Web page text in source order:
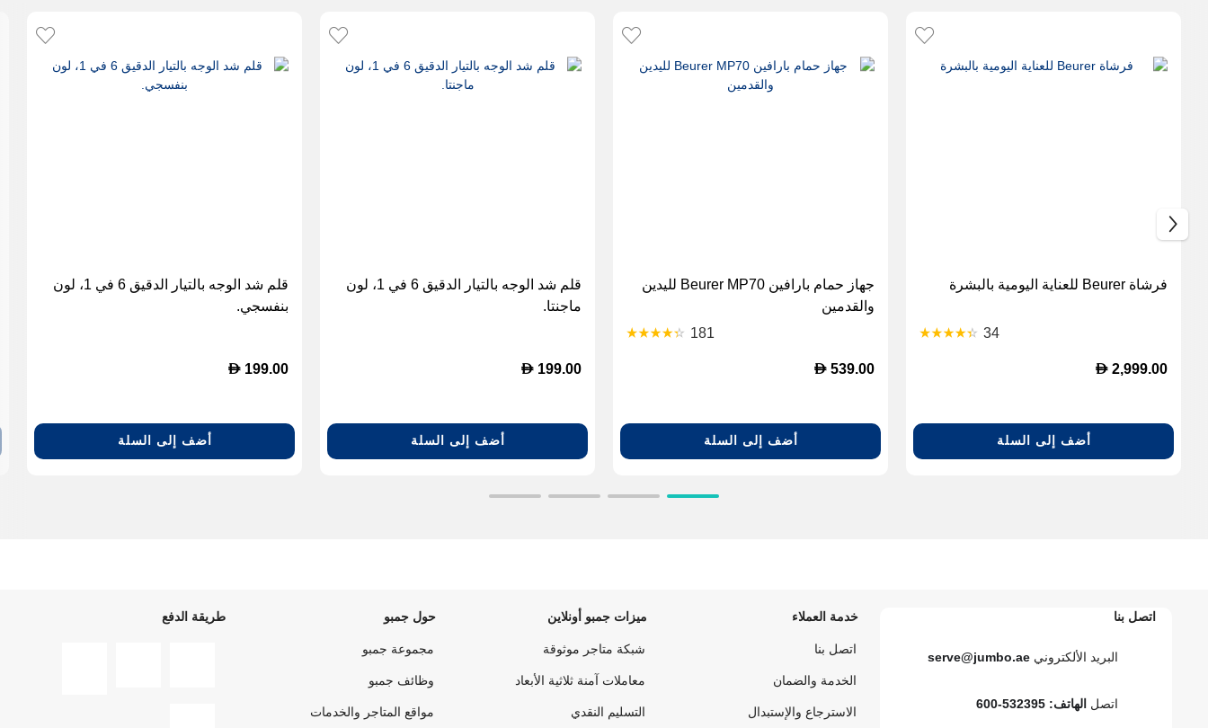
فرشاة Beurer للعناية اليومية بالبشرة
34
D 2,999.00
أضف إلى السلة
جهاز حمام بارافين Beurer MP70 لليدين
والقدمين
181
D 539.00
أضف إلى السلة
قلم شد الوجه بالتيار الدقيق 6 في 1، لون
ماجنتا.
D 199.00
أضف إلى السلة
قلم شد الوجه بالتيار الدقيق 6 في 1، لون
بنفسجي.
D 199.00
أضف إلى السلة
اتصل بنا
البريد الألكتروني serve@jumbo.ae
اتصلالهاتف: 532395-600
خدمة العملاء
اتصل بنا
الخدمة والضمان
الاسترجاع والإستبدال
ميزات جمبو أونلاين
شبكة متاجر موثوقة
معاملات آمنة ثلاثية الأبعاد
التسليم النقدي
حول جمبو
مجموعة جمبو
وظائف جمبو
مواقع المتاجر والخدمات
طريقة الدفع